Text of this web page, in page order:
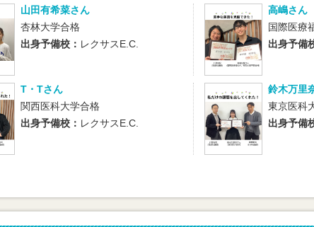
山田有希菜さん
杏林大学合格
出身予備校： レクサスE.C.
高嶋さん
国際医療
出身予備
T・Tさん
関西医科大学合格
出身予備校： レクサスE.C.
鈴木万里
東京医科
出身予備